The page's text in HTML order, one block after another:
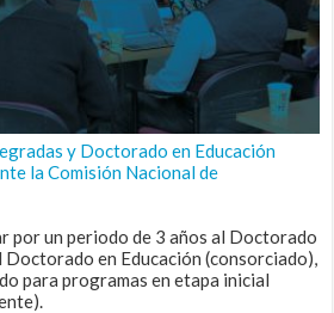
y Doctorado en Educación
la Comisión Nacional de
por un periodo de 3 años al Doctorado
en Educación (consorciado),
para programas en etapa inicial